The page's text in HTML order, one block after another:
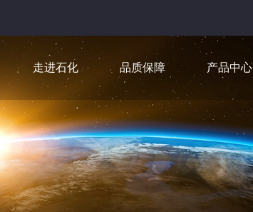
走进石化 品质保障 产品中心